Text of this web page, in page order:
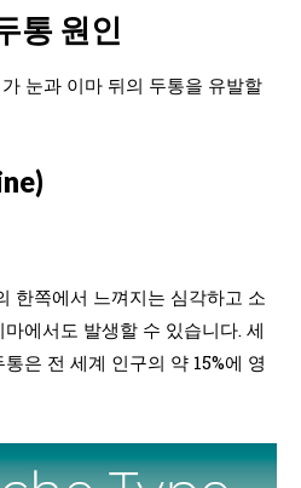
통 원인
눈과 이마 뒤의 두통을 유발할
한쪽에서 느껴지는 심각하고 소
에서도 발생할 수 있습니다. 세
은 전 세계 인구의 약 15%에 영